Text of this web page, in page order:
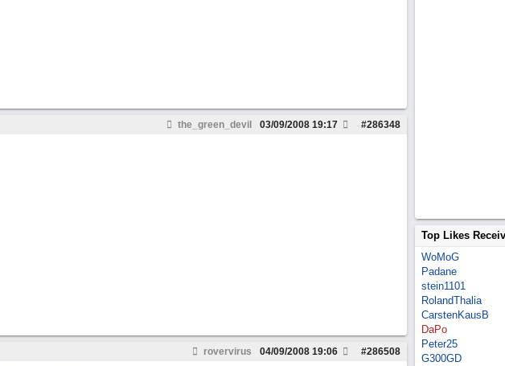
the_green_devil #286348
03/09/2008 19:17
rovervirus #286508
04/09/2008 19:06
Top Likes
WoMoG
Padane
stein1101
RolandThalia
CarstenKausB
DaPo
Peter25
G300GD